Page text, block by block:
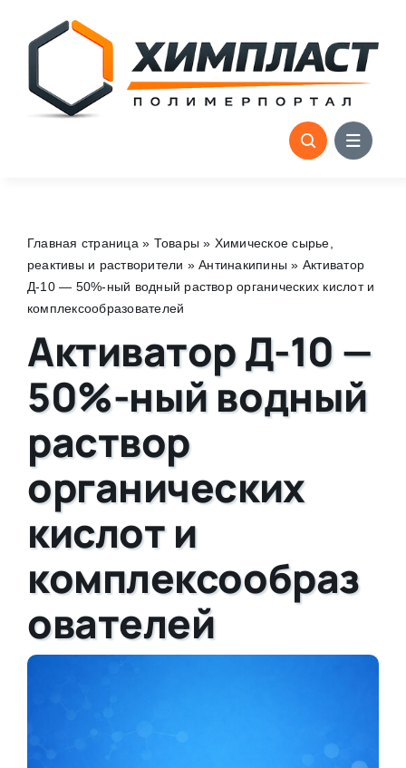
content
Главная страница » Товары » Химическое сырье,
реактивы и растворители »Антинакипины » Активатор
Д-10 — 50%-ный водный раствор органических кислот и
комплексообразователей
Активатор Д-10 —
50%-ный водный
раствор
органических
кислот и
комплексообраз
ователей